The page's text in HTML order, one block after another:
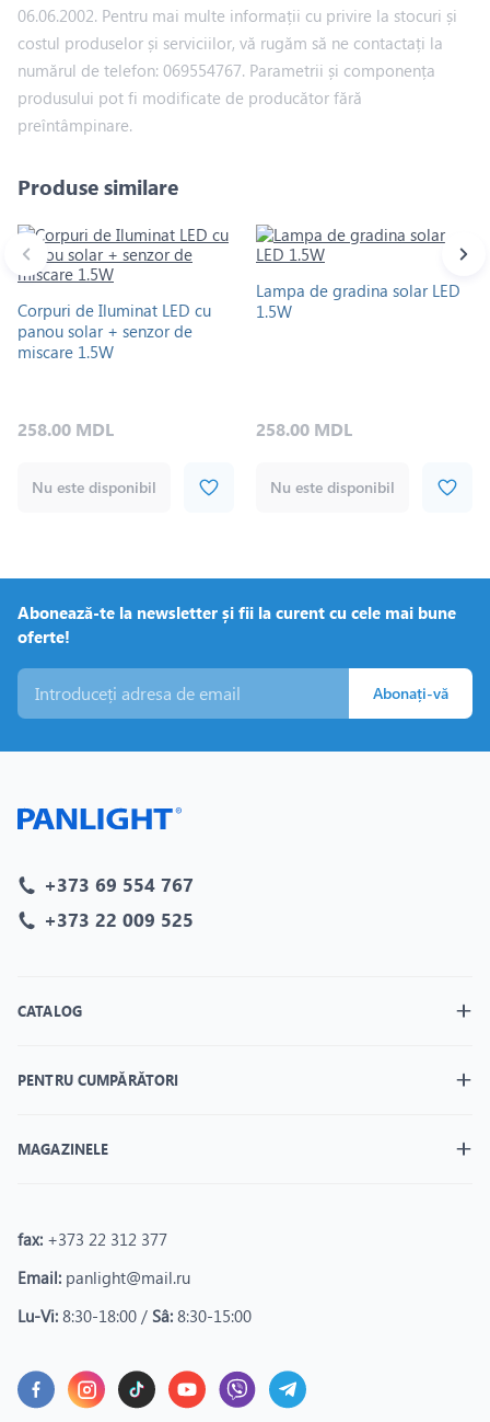
06.06.2002. Pentru mai multe informații cu privire la stocuri și
costul produselor și serviciilor, vă rugăm să ne contactați la
numărul de telefon: 069554767. Parametrii și componența
produsului pot fi modificate de producător fără
preîntâmpinare.
Produse similare
Corpuri de Iluminat LED cu
panou solar + senzor de
miscare 1.5W
258.00 MDL
Nu este disponibil
Lampa de gradina solar LED
1.5W
258.00 MDL
Nu este disponibil
Abonează-te la newsletter și fii la curent cu cele mai bune
oferte!
Abonați-vă
+373 69 554 767
+373 22 009 525
CATALOG
PENTRU CUMPĂRĂTORI
MAGAZINELE
fax: +373 22 312 377
Email: panlight@mail.ru
Lu-Vi: 8:30-18:00 / Sâ: 8:30-15:00